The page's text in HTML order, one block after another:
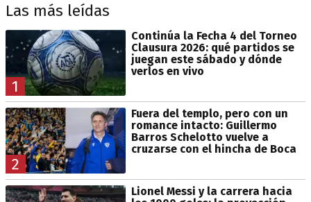
Las más leídas
1
Continúa la Fecha 4 del Torneo
Clausura 2026: qué partidos se
juegan este sábado y dónde
verlos en vivo
2
Fuera del templo, pero con un
romance intacto: Guillermo
Barros Schelotto vuelve a
cruzarse con el hincha de Boca
Lionel Messi y la carrera hacia